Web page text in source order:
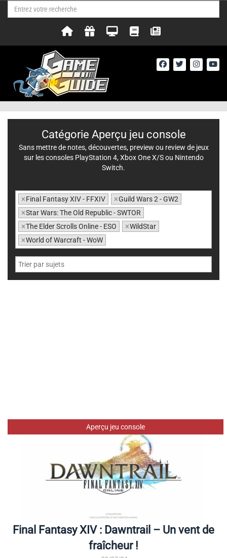
Aperçu jeu console
Final Fantasy XIV : Dawntrail – Un vent de
fraîcheur !
Catégorie Aperçu jeu console
Sans mettre de notes, découvertes, preview ou review de jeux
sur les consoles PlayStation 4, Xbox One X/S ou Nintendo
Switch.
×Final Fantasy XIV - FFXIV ×Guild Wars 2 - GW2
×Star Wars: The Old Republic - SWTOR
×The Elder Scrolls Online - ESO ×WildStar
×World of Warcraft - WoW